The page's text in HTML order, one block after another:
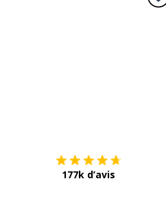
177k d’avis